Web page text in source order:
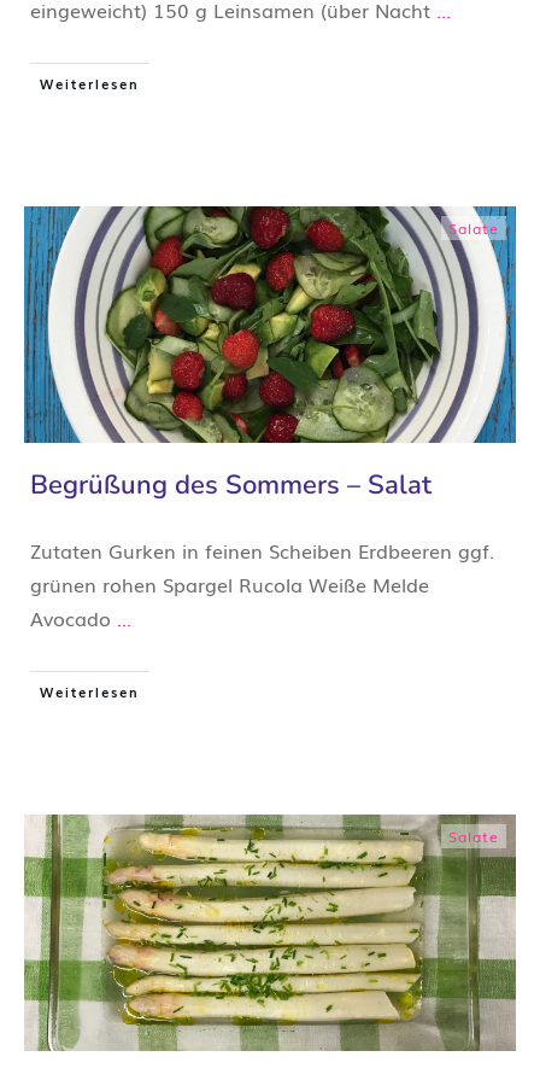
eingeweicht) 150 g Leinsamen (über Nacht ...
Weiterlesen
Salate
Begrüßung des Sommers – Salat
Zutaten Gurken in feinen Scheiben Erdbeeren ggf.
grünen rohen Spargel Rucola Weiße Melde
Avocado ...
Weiterlesen
Salate